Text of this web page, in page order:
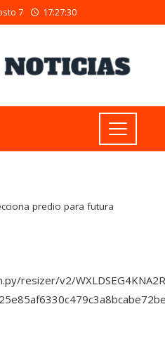
7 17:27:31
predio para futura